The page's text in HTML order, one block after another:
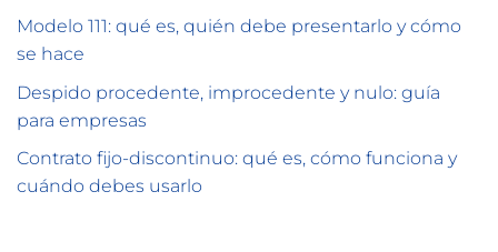
Modelo 111: qué es, quién debe presentarlo y cómo
se hace
Despido procedente, improcedente y nulo: guía
para empresas
Contrato fijo-discontinuo: qué es, cómo funciona y
cuándo debes usarlo